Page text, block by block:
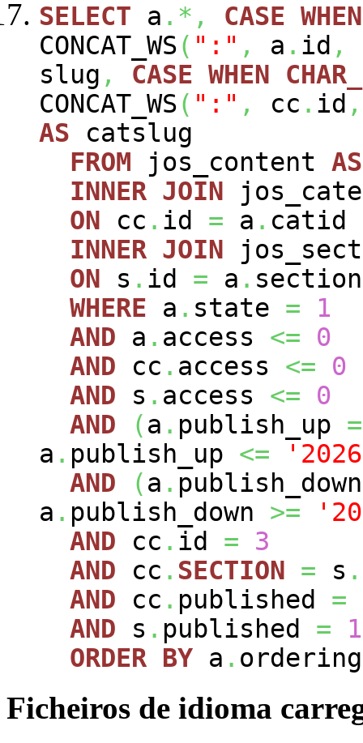
SELECT a .*, CASE WHEN
CONCAT_WS( ":" , a . id ,
slug , CASE WHEN
CONCAT_WS( ":" , cc . id ,
AS catslug
FROM jos_content AS
INNER JOIN
ON cc . id = a . catid
INNER JOIN
ON s . id = a .
WHERE a . state =
1
AND a . access <=
0
AND cc . access <=
0
AND s . access <=
0
AND
(a . publish_up =
a . publish_up <=
AND
(a .
a . publish_down >=
AND cc . id =
3
AND cc . SECTION = s .
AND cc . published =
AND s . published =
1
ORDER BY a . ordering
Ficheiros de idioma